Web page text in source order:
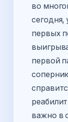
во
первых
первой
важно в